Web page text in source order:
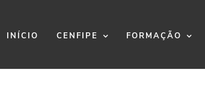
INÍCIO CENFIPE FORMAÇÃO